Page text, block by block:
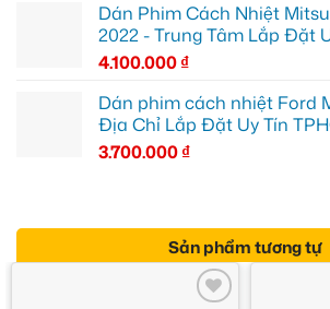
Dán Phim Cách Nhiệt
2022 - Trung Tâm Lắp Đặt
4.100.000₫
Dán phim cách nhiệt Ford
Địa Chỉ Lắp Đặt Uy Tín
3.700.000₫
Sản phẩm tương tự